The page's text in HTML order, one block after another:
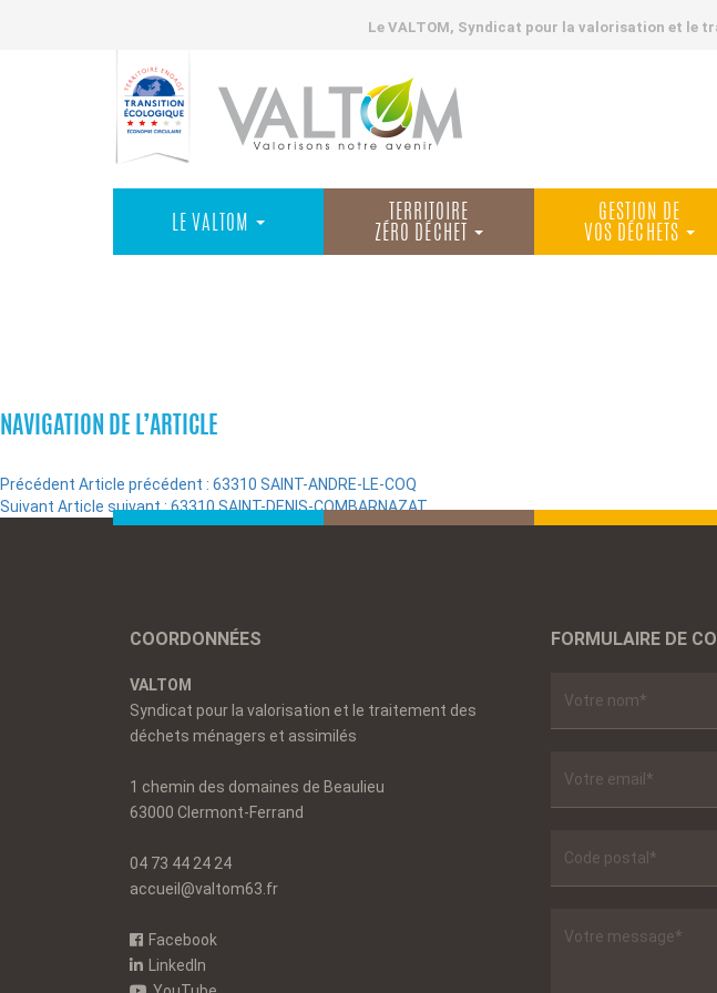
Le VALTOM, Syndicat pour la valorisation et le
LE VALTOM
TERRITOIRE
ZÉRO DÉCHET
GESTION DE
VOS DÉCHETS
NAVIGATION DE L’ARTICLE
Précédent Article précédent : 63310 SAINT-ANDRE-LE-COQ
Suivant Article suivant :63310 SAINT-DENIS-COMBARNAZAT
COORDONNÉES
VALTOM
Syndicat pour la valorisation et le traitement des
déchets ménagers et assimilés
1 chemin des domaines de Beaulieu
63000 Clermont-Ferrand
04 73 44 24 24
accueil@valtom63.fr
Facebook
LinkedIn
FORMULAIRE DE